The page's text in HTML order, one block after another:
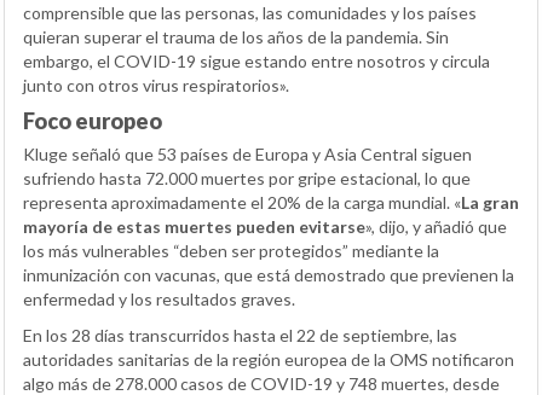
comprensible que las personas, las comunidades y los países
quieran superar el trauma de los años de la pandemia. Sin
embargo, el COVID-19 sigue estando entre nosotros y circula
junto con otros virus respiratorios».
Foco europeo
Kluge señaló que 53 países de Europa y Asia Central siguen
sufriendo hasta 72.000 muertes por gripe estacional, lo que
representa aproximadamente el 20% de la carga mundial. «La gran
mayoría de estas muertes pueden evitarse», dijo, y añadió que
los más vulnerables “deben ser protegidos” mediante la
inmunización con vacunas, que está demostrado que previenen la
enfermedad y los resultados graves.
En los 28 días transcurridos hasta el 22 de septiembre, las
autoridades sanitarias de la región europea de la OMS notificaron
algo más de 278.000 casos de COVID-19 y 748 muertes, desde